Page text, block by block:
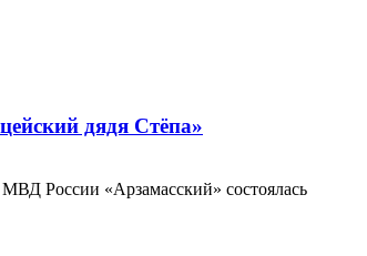
дядя Стёпа»
России «Арзамасский» состоялась